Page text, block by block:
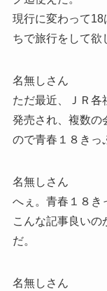
現行に変わって
ちで旅行をして欲
名無しさん
ただ最近、ＪＲ各
発売され、複数の
ので青春１８きっ
名無しさん
へぇ。青春１８き
こんな記事良い
だ。
名無しさん